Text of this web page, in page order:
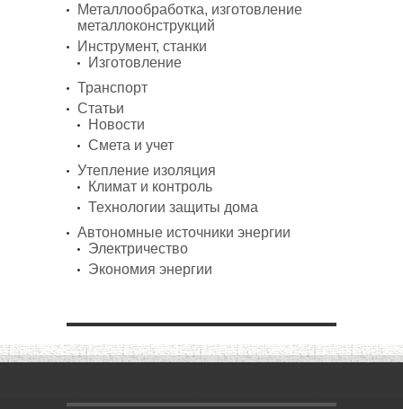
Металлообработка, изготовление
металлоконструкций
Инструмент, станки
Изготовление
Транспорт
Статьи
Новости
Смета и учет
Утепление изоляция
Климат и контроль
Технологии защиты дома
Автономные источники энергии
Электричество
Экономия энергии